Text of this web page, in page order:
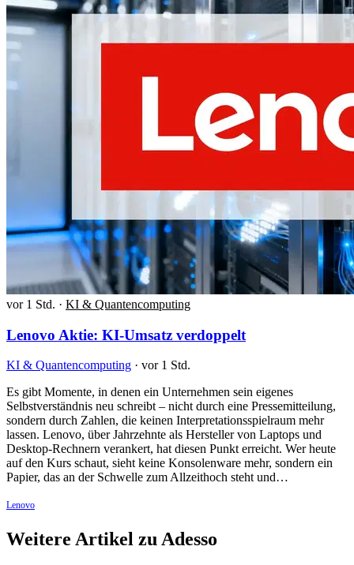
vor 1 Std. · KI & Quantencomputing
Lenovo Aktie: KI-Umsatz verdoppelt
KI & Quantencomputing · vor 1 Std.
Es gibt Momente, in denen ein Unternehmen sein eigenes
Selbstverständnis neu schreibt – nicht durch eine Pressemitteilung,
sondern durch Zahlen, die keinen Interpretationsspielraum mehr
lassen. Lenovo, über Jahrzehnte als Hersteller von Laptops und
Desktop-Rechnern verankert, hat diesen Punkt erreicht. Wer heute
auf den Kurs schaut, sieht keine Konsolenware mehr, sondern ein
Papier, das an der Schwelle zum Allzeithoch steht und…
Lenovo
Weitere Artikel zu Adesso